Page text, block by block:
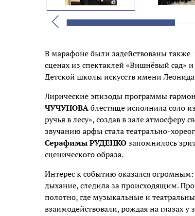
Назад
В марафоне были задействованы также
сценах из спектаклей «Вишнёвый сад»
Детской школы искусств имени
Лирические эпизоды программы
ЧУЧУНОВАблестяще исполнила соло
ручья в лесу», создав в зале
звучанию арфы стала театрально-
Серафимы РУДЕНКОзапомнилось
сценического образа.
Интерес к событию оказался огромным:
дыхание, следила за происходящим.
полотно, где музыкальные и
взаимодействовали, рождая на глазах